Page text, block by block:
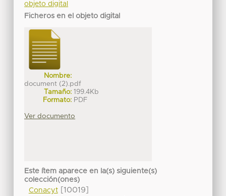
objeto digital
Ficheros en el objeto digital
Nombre:
document (2).pdf
Tamaño: 199.4Kb
Formato: PDF
Ver documento
Este ítem aparece en la(s) siguiente(s)
colección(ones)
Conacyt[10019]